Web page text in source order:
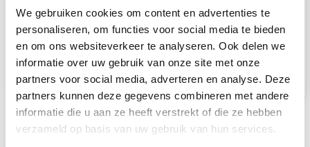
We gebruiken cookies om content en advertenties te
personaliseren, om functies voor social media te bieden
en om ons websiteverkeer te analyseren. Ook delen we
informatie over uw gebruik van onze site met onze
partners voor social media, adverteren en analyse. Deze
partners kunnen deze gegevens combineren met andere
informatie die u aan ze heeft verstrekt of die ze hebben
verzameld op basis van uw gebruik van hun services.
€2,75
Op voorraad